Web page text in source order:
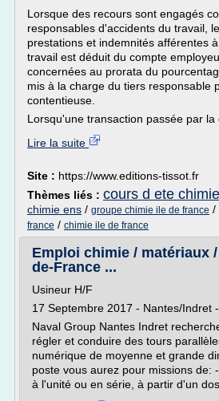
Lorsque des recours sont engagés
responsables d'accidents du travail,
prestations et indemnités afférentes
travail est déduit du compte
concernées au prorata du
mis à la charge du tiers responsable
contentieuse.
Lorsqu'une transaction passée par la
Lire la suite
Site : https://www.editions-tissot.fr
Thèmes liés : cours d ete chimie
chimie ens / groupe chimie ile de france /
france / chimie ile de france
Emploi chimie / matériaux
de-France ...
Usineur H/F
17 Septembre 2017 - Nantes/Indret
Naval Group Nantes Indret
régler et conduire des tours
numérique de moyenne et grande
poste vous aurez pour missions de:
à l'unité ou en série, à partir d'un